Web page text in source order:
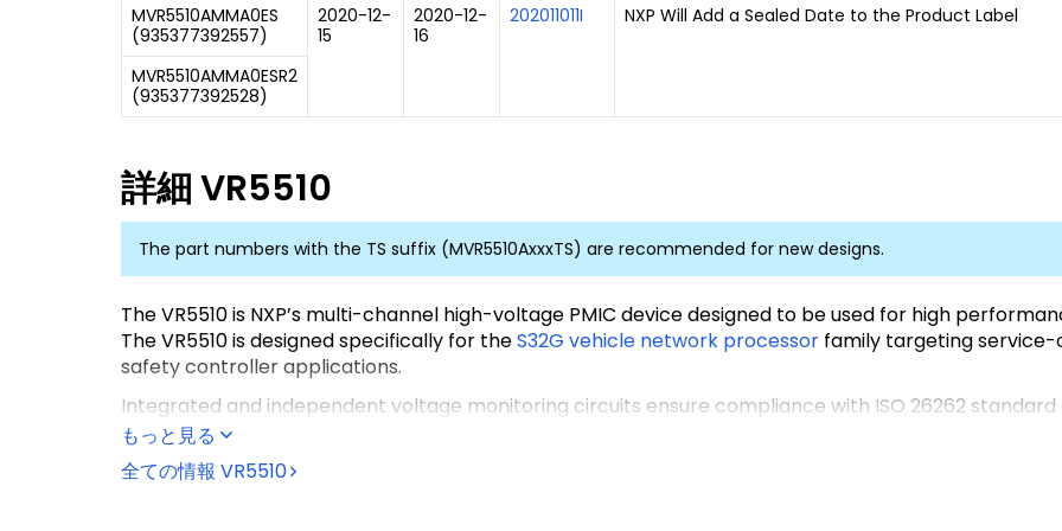
MVR5510AMMA0ES
(935377392557)
2020-12-
15
2020-12-
16
202011011I NXP Will Add a Sealed Date to the Product Label
MVR5510AMMA0ESR2
(935377392528)
詳細VR5510
The part numbers with the TS suffix (MVR5510AxxxTS) are recommended for new designs.
The VR5510 is NXP’s multi-channel high-voltage PMIC device designed to be used for high
The VR5510 is designed specifically for theS32G vehicle network processor family targeting service-
safety controller applications.
Integrated and independent voltage monitoring circuits ensure compliance with ISO 26262 standard
VR5510 is also available as a standard ASIL B device or a non-safety device for applications that
The VR5510 is also suitable for a variety of applications including infotainment, ADAS, vision, and
もっと見る
全ての情報 VR5510